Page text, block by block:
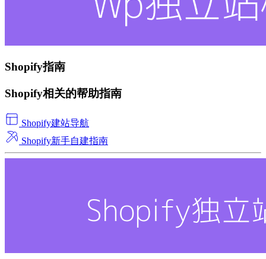
Shopify指南
Shopify相关的帮助指南
Shopify建站导航
Shopify新手自建指南